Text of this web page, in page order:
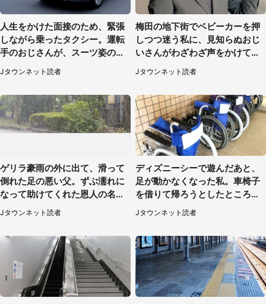
人生をかけた面接のため、緊張
しながら乗ったタクシー。運転
手のおじさんが、スーツ姿の私
を見て...（福岡県・30代女性）
Jタウンネット読者
梅田の地下街でベビーカーを押
しつつ迷う私に、見知らぬおじ
いさんがわざわざ声をかけてき
て（兵庫県・30代女性）
Jタウンネット読者
ゲリラ豪雨の外に出て、滑って
倒れた足の悪い父。ずぶ濡れに
なって助けてくれた恩人の名前
Jタウンネット読者
ディズニーシーで遊んだあと、
足が動かなくなった私。車椅子
を借りて帰ろうとしたところで
キャストが（60代女性）
Jタウンネット読者